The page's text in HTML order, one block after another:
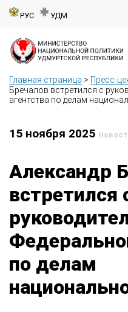
РУС УДМ
Главная страница > Пресс-
Бречалов встретился с
агентства по делам
15 ноября 2025
Александр
встретился
по делам